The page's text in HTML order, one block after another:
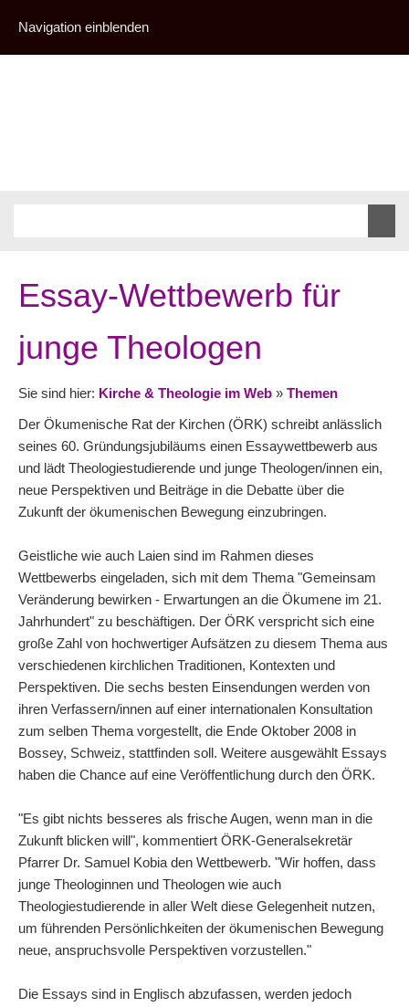
Navigation einblenden
Essay-Wettbewerb für
junge Theologen
Sie sind hier: Kirche & Theologie im Web » Themen
Der Ökumenische Rat der Kirchen (ÖRK) schreibt anlässlich
seines 60. Gründungsjubiläums einen Essaywettbewerb aus
und lädt Theologiestudierende und junge Theologen/innen ein,
neue Perspektiven und Beiträge in die Debatte über die
Zukunft der ökumenischen Bewegung einzubringen.
Geistliche wie auch Laien sind im Rahmen dieses
Wettbewerbs eingeladen, sich mit dem Thema "Gemeinsam
Veränderung bewirken - Erwartungen an die Ökumene im 21.
Jahrhundert" zu beschäftigen. Der ÖRK verspricht sich eine
große Zahl von hochwertiger Aufsätzen zu diesem Thema aus
verschiedenen kirchlichen Traditionen, Kontexten und
Perspektiven. Die sechs besten Einsendungen werden von
ihren Verfassern/innen auf einer internationalen Konsultation
zum selben Thema vorgestellt, die Ende Oktober 2008 in
Bossey, Schweiz, stattfinden soll. Weitere ausgewählt Essays
haben die Chance auf eine Veröffentlichung durch den ÖRK.
"Es gibt nichts besseres als frische Augen, wenn man in die
Zukunft blicken will", kommentiert ÖRK-Generalsekretär
Pfarrer Dr. Samuel Kobia den Wettbewerb. "Wir hoffen, dass
junge Theologinnen und Theologen wie auch
Theologiestudierende in aller Welt diese Gelegenheit nutzen,
um führenden Persönlichkeiten der ökumenischen Bewegung
neue, anspruchsvolle Perspektiven vorzustellen."
Die Essays sind in Englisch abzufassen, werden jedoch